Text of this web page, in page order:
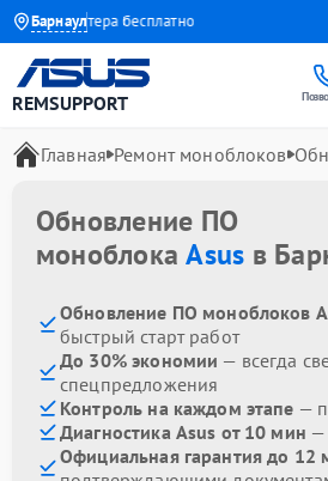
Барнаул
мастера бесплатно
REMSUPPORT
Главная Ремонт моноблоков
Обновление ПО
моноблокаAsus в
Обновление ПО моноблоков
быстрый старт работ
До 30% экономии — всегда
спецпредложения
Контроль на каждом этапе —
Диагностика Asus от 10 мин —
Официальная гарантия до 12